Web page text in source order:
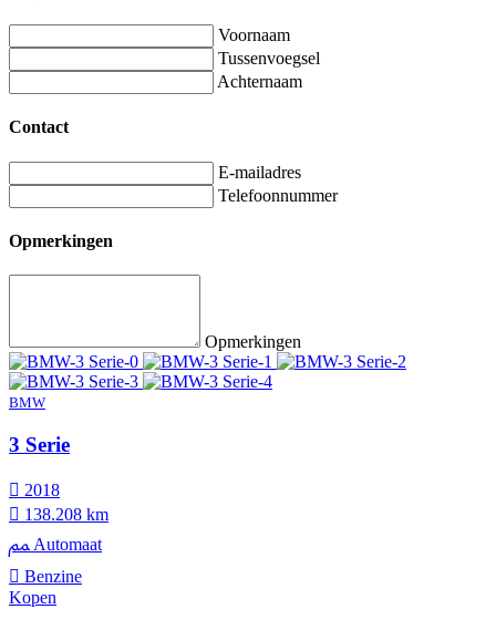
Voornaam
Tussenvoegsel
Achternaam
Contact
E-mailadres
Telefoonnummer
Opmerkingen
Opmerkingen
BMW
3 Serie
2018
138.208 km
Automaat
Benzine
Kopen